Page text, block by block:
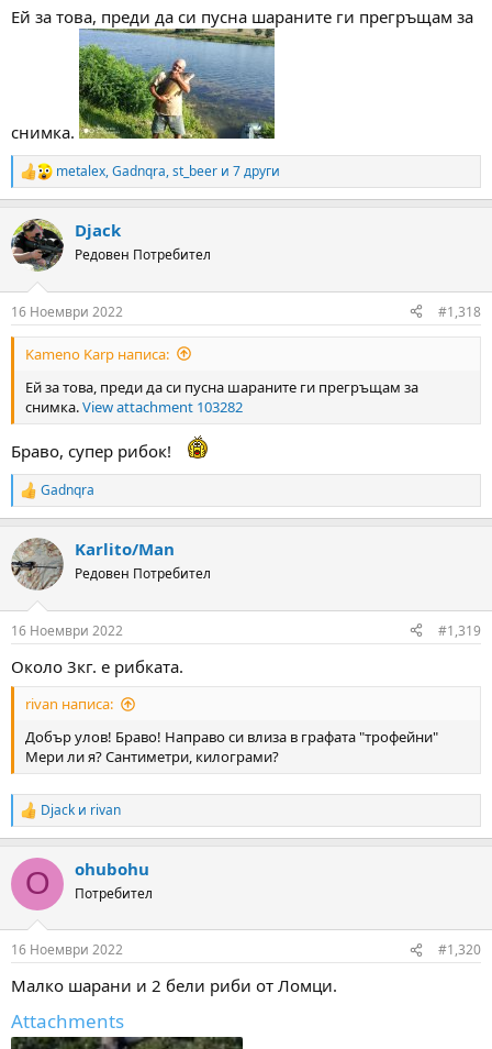
Ей за това, преди да си пусна шараните ги прегръщам за
снимка.
R
e
c
t
i
s
:
metalex,Gadnqra,st_beer и 7 други
Djack
Редовен Потребител
16 Ноември 2022 #1,318
Kameno Karp написа:
Ей за това, преди да си пусна шараните ги прегръщам за
снимка.View attachment 103282
Браво, супер рибок!
R
e
c
t
i
s
Gadnqra
Karlito/Man
Редовен Потребител
16 Ноември 2022 #1,319
Около 3кг. е рибката.
rivan написа:
Добър улов! Браво! Направо си влиза в графата "трофейни"
Мери ли я? Сантиметри, килограми?
R
e
c
i
s
Djack и rivan
O ohubohu
Потребител
16 Ноември 2022 #1,320
Малко шарани и 2 бели риби от Ломци.
Attachments